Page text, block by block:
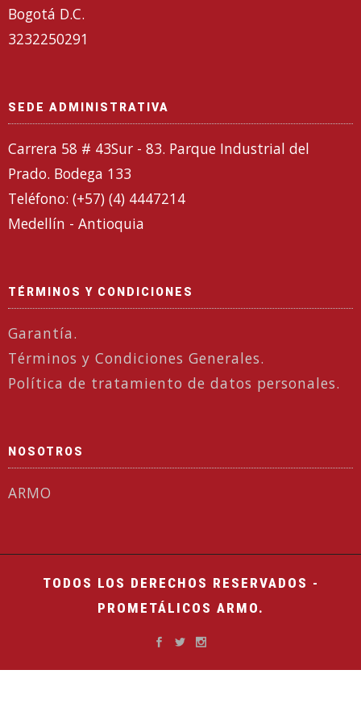
Bogotá D.C.
3232250291
SEDE ADMINISTRATIVA
Carrera 58 # 43Sur - 83. Parque Industrial del
Prado. Bodega 133
Teléfono: (+57) (4) 4447214
Medellín - Antioquia
TÉRMINOS Y CONDICIONES
Garantía.
Términos y Condiciones Generales.
Política de tratamiento de datos personales.
NOSOTROS
ARMO
TODOS LOS DERECHOS RESERVADOS -
PROMETÁLICOS ARMO.